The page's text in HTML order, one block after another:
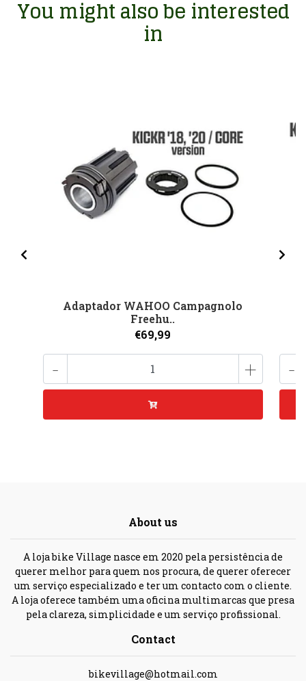
You might also be interested
in
Adaptador WAHOO Campagnolo
Freehu..
€69,99
- + -
About us
A loja bike Village nasce em 2020 pela persistência de
querer melhor para quem nos procura, de querer oferecer
um serviço especializado e ter um contacto com o cliente.
A loja oferece também uma oficina multimarcas que presa
pela clareza, simplicidade e um serviço profissional.
Contact
bikevillage@hotmail.com